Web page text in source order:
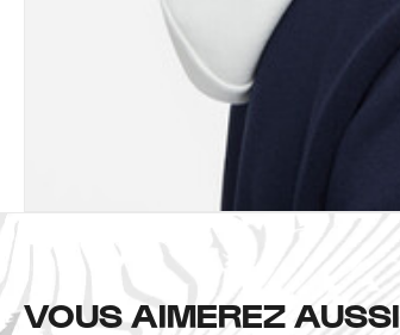
VOUS AIMEREZ AUSSI